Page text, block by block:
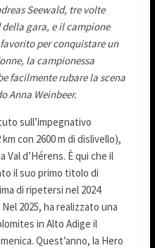
Seewald, tre volte
gara, e il campione
per conquistare un
la campionessa
facilmente rubare la scena
Anna Weinbeer.
sull’impegnativo
con 2600 m di dislivello),
d’Hérens. È qui che il
il suo primo titolo di
di ripetersi nel 2024
2025, ha realizzato una
in Alto Adige il
Quest’anno, la Hero